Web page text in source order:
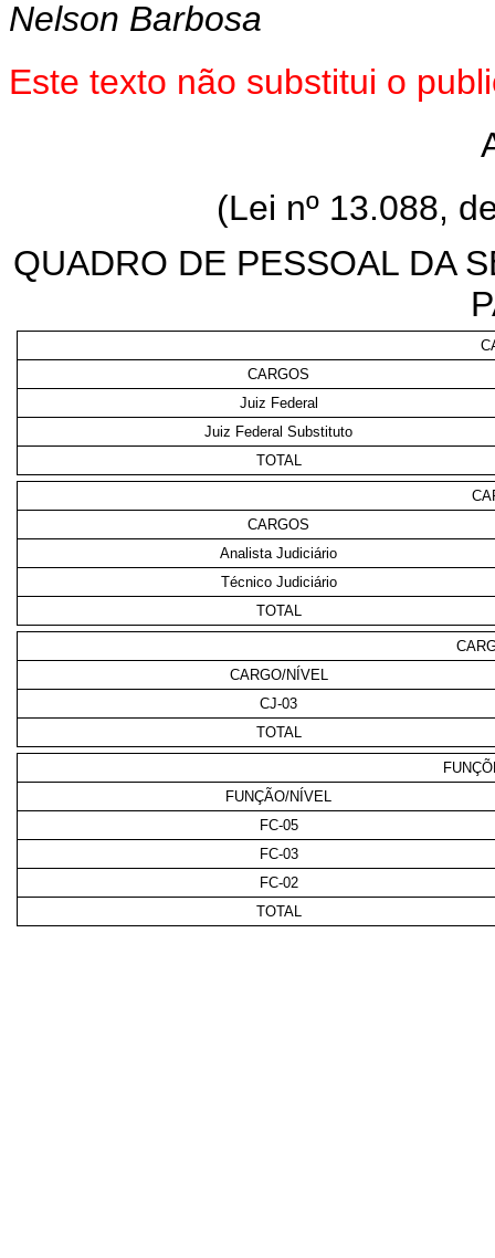
Nelson Barbosa
Este texto não substitui o
(Lei nº 13.088,
QUADRO DE PESSOAL DA
CARGOS
Juiz Federal
Juiz Federal Substituto
TOTAL
CARGOS
Analista Judiciário
Técnico Judiciário
TOTAL
CARGO/NÍVEL
CJ-03
TOTAL
FUNÇÃO/NÍVEL
FC-05
FC-03
FC-02
TOTAL